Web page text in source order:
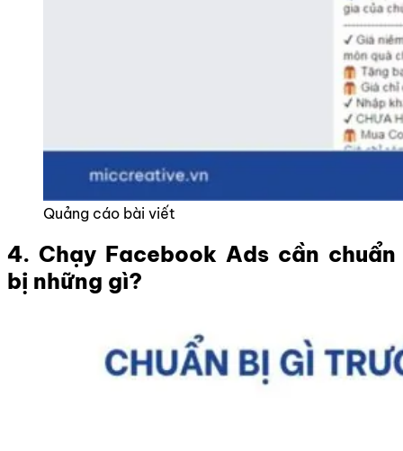
Quảng cáo bài viết
4. Chạy Facebook Ads cần chuẩn
bị những gì?